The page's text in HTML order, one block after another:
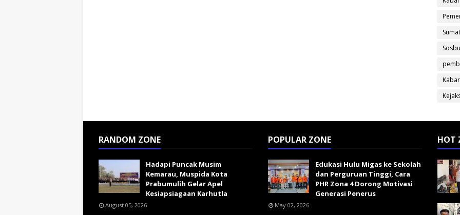
RANDOM ZONE
Hadapi Puncak Musim
Kemarau, Muspida Kota
Prabumulih Gelar Apel
Kesiapsiagaan Karhutla
August 05, 2026
POPULAR ZONE
Edukasi Hulu Migas ke Sekolah
dan Perguruan Tinggi, Cara
PHR Zona 4 Dorong Motivasi
Generasi Penerus
May 02, 2026
HOT